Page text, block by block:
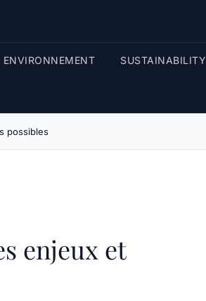
ENVIRONNEMENT SUSTAINABILITY
possibles
enjeux et